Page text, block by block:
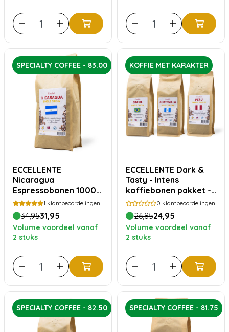
SPECIALTY COFFEE - 83.00
ECCELLENTE
Nicaragua
Espressobonen 1000g
– 100% Arabica, Zacht
& Romig
1 klantbeoordelingen
34,9531,95
Volume voordeel vanaf
2 stuks
KOFFIE MET KARAKTER
ECCELLENTE Dark &
Tasty - Intens
koffiebonen pakket -
750 gram
0 klantbeoordelingen
26,8524,95
Volume voordeel vanaf
2 stuks
SPECIALTY COFFEE - 82.50 SPECIALTY COFFEE - 81.75